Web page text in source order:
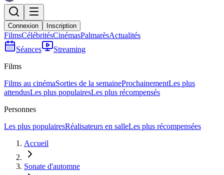
Connexion Inscription
FilmsCélébritésCinémasPalmarèsActualités
Séances
Streaming
Films
Films au cinémaSorties de la semaineProchainementLes plus
attendusLes plus populairesLes plus récompensés
Personnes
Les plus populairesRéalisateurs en salleLes plus récompensées
Accueil
Sonate d'automne